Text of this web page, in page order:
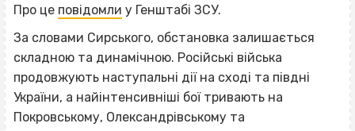
Про це повідомли у Генштабі ЗСУ.
За словами Сирського, обстановка залишається
складною та динамічною. Російські війська
продовжують наступальні дії на сході та півдні
України, а найінтенсивніші бої тривають на
Покровському, Олександрівському та